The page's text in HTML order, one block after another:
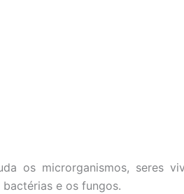
os microrganismos, seres
e os fungos.